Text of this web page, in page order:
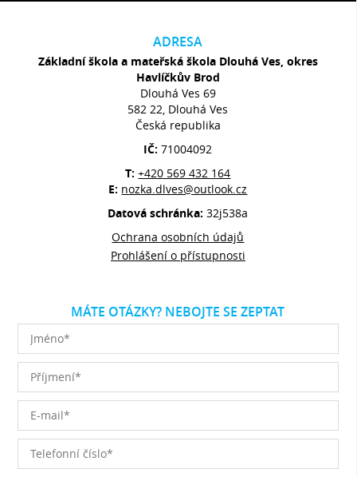
ADRESA
Základní škola a mateřská škola Dlouhá Ves, okres
Havlíčkův Brod
Dlouhá Ves 69
582 22, Dlouhá Ves
Česká republika
IČ:71004092
T:+420 569 432 164
E: nozka.dlves@outlook.cz
Datová schránka:32j538a
Ochrana osobních údajů
Prohlášení o přístupnosti
MÁTE OTÁZKY? NEBOJTE SE ZEPTAT